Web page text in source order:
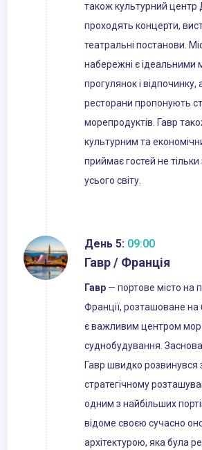
також культурний
проходять концерти,
театральні постанови.
набережні є ідеальними
прогулянок і відпочинку,
ресторани пропонують
морепродуктів. Гавр
культурним та
приймає гостей не тільки
усього світу.
День 5: 09:00
Гавр / Франція
Гавр — портове місто на
Франції, розташоване
є важливим центром
суднобудування.
Гавр швидко розвинувся
стратегічному
одним з найбільших
відоме своєю сучасно
архітектурою, яка була